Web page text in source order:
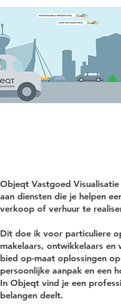
Objeqt Vastgoed
aan diensten die je helpen
verkoop of verhuur te
Dit doe ik voor particuliere
makelaars, ontwikkelaars
bied op-maat oplossingen
persoonlijke aanpak en een
In Objeqt vind je een
belangen deelt.